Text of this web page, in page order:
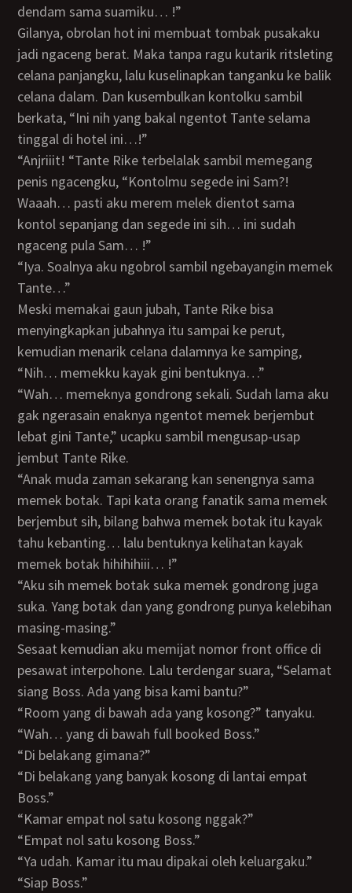
dendam sama suamiku… !”
Gilanya, obrolan hot ini membuat tombak pusakaku
jadi ngaceng berat. Maka tanpa ragu kutarik ritsleting
celana panjangku, lalu kuselinapkan tanganku ke balik
celana dalam. Dan kusembulkan kontolku sambil
berkata, “Ini nih yang bakal ngentot Tante selama
tinggal di hotel ini…!”
“Anjriiit! “Tante Rike terbelalak sambil memegang
penis ngacengku, “Kontolmu segede ini Sam?!
Waaah… pasti aku merem melek dientot sama
kontol sepanjang dan segede ini sih… ini sudah
ngaceng pula Sam… !”
“Iya. Soalnya aku ngobrol sambil ngebayangin memek
Tante…”
Meski memakai gaun jubah, Tante Rike bisa
menyingkapkan jubahnya itu sampai ke perut,
kemudian menarik celana dalamnya ke samping,
“Nih… memekku kayak gini bentuknya…”
“Wah… memeknya gondrong sekali. Sudah lama aku
gak ngerasain enaknya ngentot memek berjembut
lebat gini Tante,” ucapku sambil mengusap-usap
jembut Tante Rike.
“Anak muda zaman sekarang kan senengnya sama
memek botak. Tapi kata orang fanatik sama memek
berjembut sih, bilang bahwa memek botak itu kayak
tahu kebanting… lalu bentuknya kelihatan kayak
memek botak hihihihiii… !”
“Aku sih memek botak suka memek gondrong juga
suka. Yang botak dan yang gondrong punya kelebihan
masing-masing.”
Sesaat kemudian aku memijat nomor front office di
pesawat interpohone. Lalu terdengar suara, “Selamat
siang Boss. Ada yang bisa kami bantu?”
“Room yang di bawah ada yang kosong?” tanyaku.
“Wah… yang di bawah full booked Boss.”
“Di belakang gimana?”
“Di belakang yang banyak kosong di lantai empat
Boss.”
“Kamar empat nol satu kosong nggak?”
“Empat nol satu kosong Boss.”
“Ya udah. Kamar itu mau dipakai oleh keluargaku.”
“Siap Boss.”